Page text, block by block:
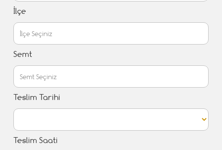
İlçe
Semt
Teslim Tarihi
Teslim Saati